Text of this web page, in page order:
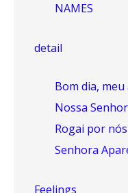
NAMES
detail
Bom dia,
Nossa
Rogai por nós
Senhora
Feelings